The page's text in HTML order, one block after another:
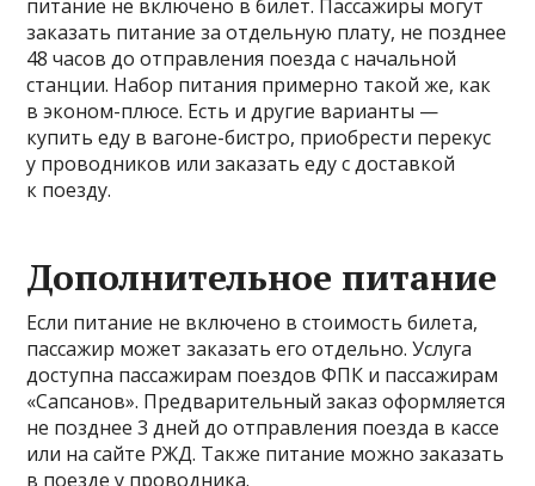
питание не включено в билет. Пассажиры могут
заказать питание за отдельную плату, не позднее
48 часов до отправления поезда с начальной
станции. Набор питания примерно такой же, как
в эконом-плюсе. Есть и другие варианты —
купить еду в вагоне-бистро, приобрести перекус
у проводников или заказать еду с доставкой
к поезду.
Дополнительное питание
Если питание не включено в стоимость билета,
пассажир может заказать его отдельно. Услуга
доступна пассажирам поездов ФПК и пассажирам
«Сапсанов». Предварительный заказ оформляется
не позднее 3 дней до отправления поезда в кассе
или на сайте РЖД. Также питание можно заказать
в поезде у проводника.